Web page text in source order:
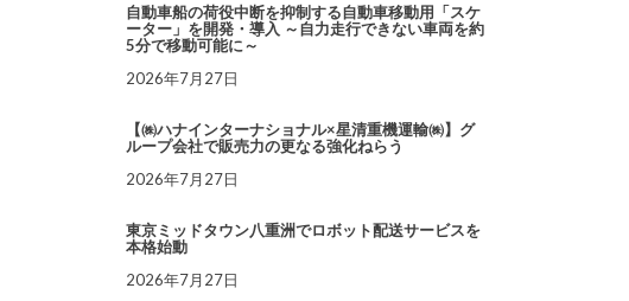
自動車船の荷役中断を抑制する自動車移動用「スケ
ーター」を開発・導入 ～自力走行できない車両を約
5分で移動可能に～
2026年7月27日
【㈱ハナインターナショナル×星清重機運輸㈱】グ
ループ会社で販売力の更なる強化ねらう
2026年7月27日
東京ミッドタウン八重洲でロボット配送サービスを
本格始動
2026年7月27日